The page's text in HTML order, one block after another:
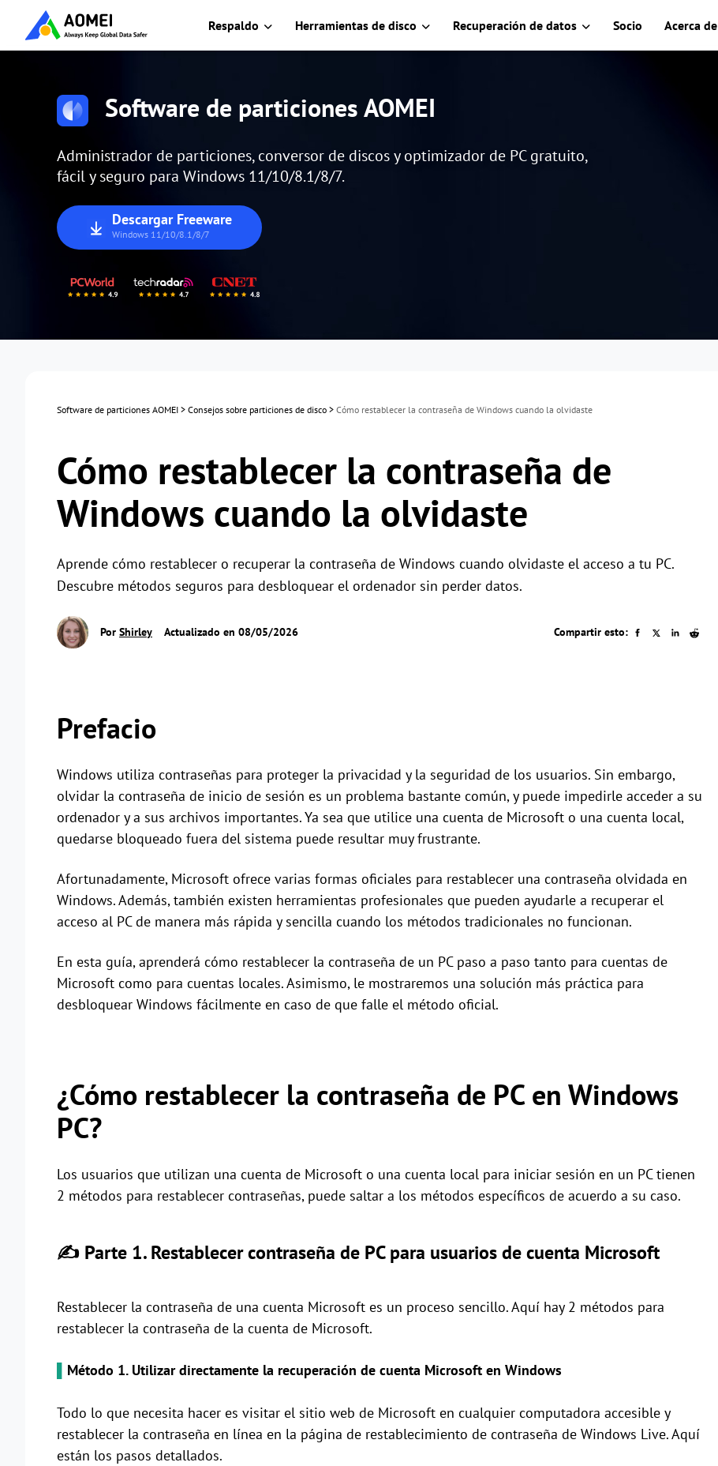
Respaldo Herramientas de disco Recuperación de datos Socio Acerca de
Software de particiones AOMEI
Administrador de particiones, conversor de discos y optimizador de PC gratuito,
fácil y seguro para Windows 11/10/8.1/8/7.
Descargar Freeware
Windows 11/10/8.1/8/7
Software de particiones AOMEI > Consejos sobre particiones de disco > Cómo restablecer la contraseña de Windows cuando la olvidaste
Cómo restablecer la contraseña de
Windows cuando la olvidaste
Aprende cómo restablecer o recuperar la contraseña de Windows cuando olvidaste el acceso a tu PC.
Descubre métodos seguros para desbloquear el ordenador sin perder datos.
Por Shirley Actualizado en 08/05/2026 Compartir esto:
Prefacio
Windows utiliza contraseñas para proteger la privacidad y la seguridad de los usuarios. Sin embargo,
olvidar la contraseña de inicio de sesión es un problema bastante común, y puede impedirle acceder a su
ordenador y a sus archivos importantes. Ya sea que utilice una cuenta de Microsoft o una cuenta local,
quedarse bloqueado fuera del sistema puede resultar muy frustrante.
Afortunadamente, Microsoft ofrece varias formas oficiales para restablecer una contraseña olvidada en
Windows. Además, también existen herramientas profesionales que pueden ayudarle a recuperar el
acceso al PC de manera más rápida y sencilla cuando los métodos tradicionales no funcionan.
En esta guía, aprenderá cómo restablecer la contraseña de un PC paso a paso tanto para cuentas de
Microsoft como para cuentas locales. Asimismo, le mostraremos una solución más práctica para
desbloquear Windows fácilmente en caso de que falle el método oficial.
¿Cómo restablecer la contraseña de PC en Windows
PC?
Los usuarios que utilizan una cuenta de Microsoft o una cuenta local para iniciar sesión en un PC tienen
2 métodos para restablecer contraseñas, puede saltar a los métodos específicos de acuerdo a su caso.
✍ Parte 1. Restablecer contraseña de PC para usuarios de cuenta Microsoft
Restablecer la contraseña de una cuenta Microsoft es un proceso sencillo. Aquí hay 2 métodos para
restablecer la contraseña de la cuenta de Microsoft.
Método 1. Utilizar directamente la recuperación de cuenta Microsoft en Windows
Todo lo que necesita hacer es visitar el sitio web de Microsoft en cualquier computadora accesible y
restablecer la contraseña en línea en la página de restablecimiento de contraseña de Windows Live. Aquí
están los pasos detallados.